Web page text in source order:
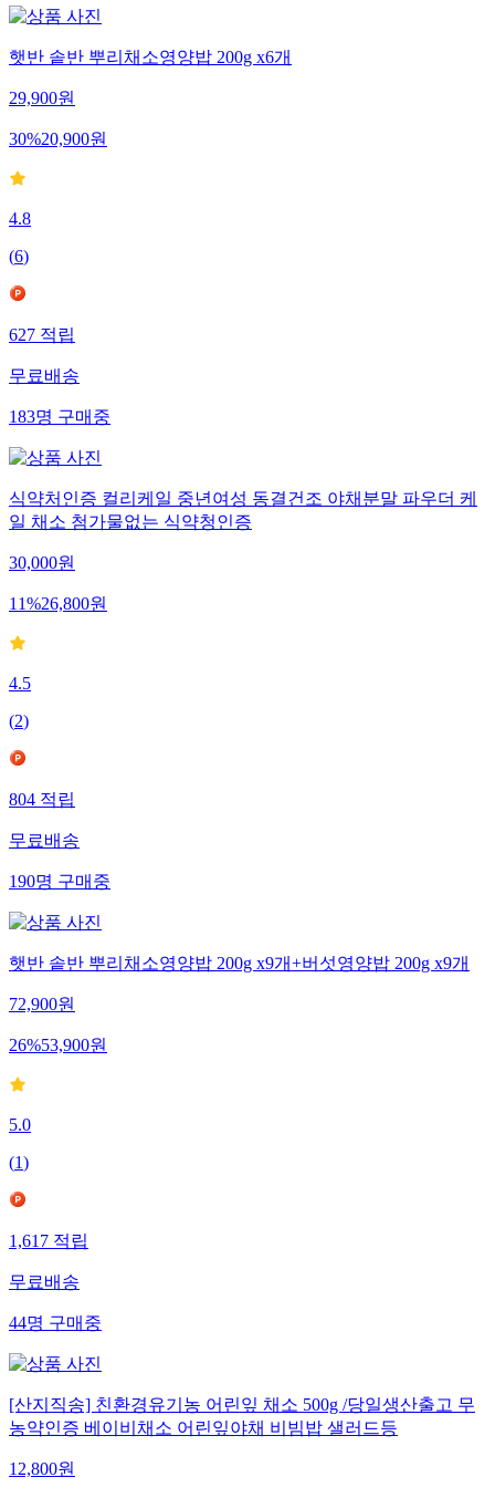
햇반 솥반 뿌리채소영양밥 200g x6개
29,900원
30%20,900원
4.8
(6)
627적립
무료배송
183명구매중
식약처인증 컬리케일 중년여성 동결건조 야채분말 파우더 케
일 채소 첨가물없는 식약청인증
30,000원
11%26,800원
4.5
(2)
804적립
무료배송
190명구매중
햇반 솥반 뿌리채소영양밥 200g x9개+버섯영양밥 200g x9개
72,900원
26%53,900원
5.0
(1)
1,617적립
무료배송
44명구매중
[산지직송] 친환경유기농 어린잎 채소 500g /당일생산출고 무
농약인증 베이비채소 어린잎야채 비빔밥 샐러드등
12,800원